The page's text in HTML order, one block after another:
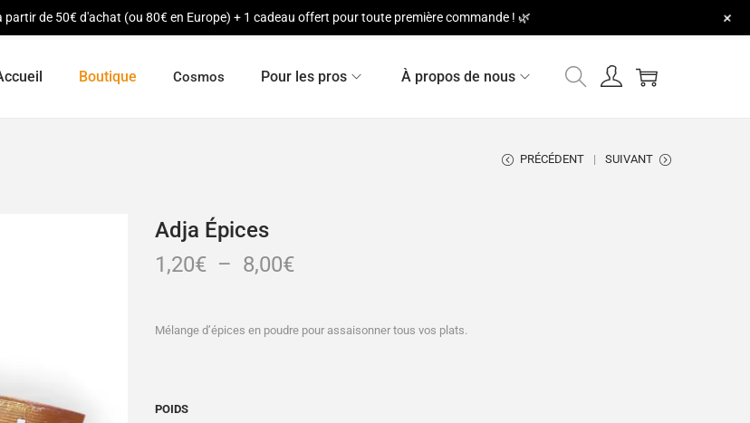
Boutique Cosmos Pour les pros À propos de nous
PRÉCÉDENT SUIVANT
Adja Épices
1,20€ – 8,00€
Mélange d’épices en poudre pour assaisonner tous vos plats.
POIDS
de 50€ d'achat (ou 80€ en Europe) + 1 cadeau offert pour toute première commande ! 🌿 +